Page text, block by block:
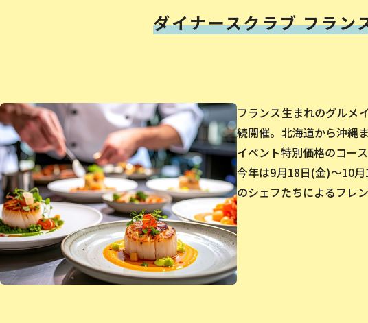
ダイナースクラブフラン
フランス生まれのグルメ
続開催。北海道から沖縄
イベント特別価格のコー
今年は9月18日(金)〜10
のシェフたちによるフレ